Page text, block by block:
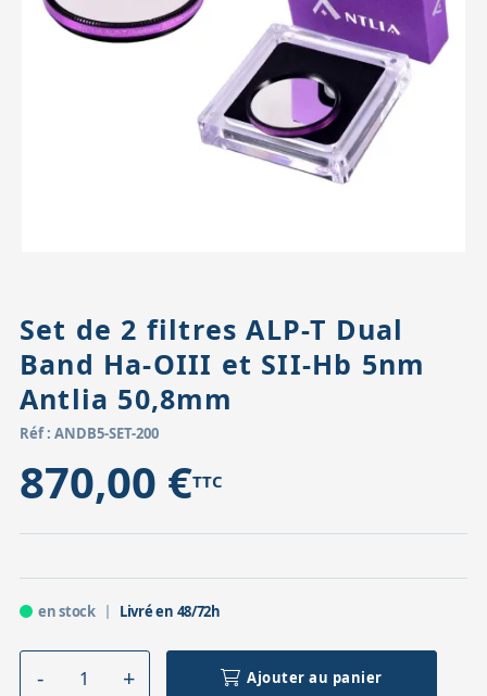
Accessoires pour montures
Têtes
Pièces détachées
Set de 2 filtres ALP-T Dual
Band Ha-OIII et SII-Hb 5nm
Antlia 50,8mm
Réf : ANDB5-SET-200
870,00 €TTC
en stock Livré en 48/72h
Ajouter au panier